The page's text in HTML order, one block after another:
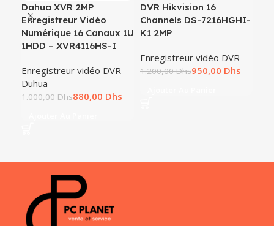
Dahua XVR 2MP
Enregistreur Vidéo
Numérique 16 Canaux 1U
1HDD – XVR4116HS-I
Enregistreur vidéo DVR
Duhua
1.000,00Dhs880,00 Dhs
DVR Hikvision 16
Channels DS-7216HGHI-
K1 2MP
Enregistreur vidéo DVR
1.200,00Dhs950,00 Dhs